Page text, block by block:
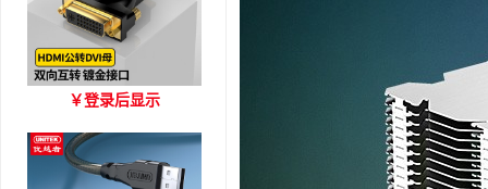
优越者HDMI转DVI双向互
￥登录后显示